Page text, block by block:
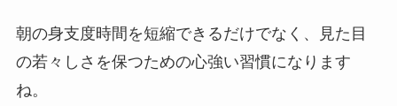
朝の身支度時間を短縮できるだけでなく、見た目
の若々しさを保つための心強い習慣になります
ね。